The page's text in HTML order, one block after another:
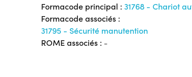
Formacode principal : 31768 - Chariot
Formacode associés :
31795 - Sécurité manutention
ROME associés : -